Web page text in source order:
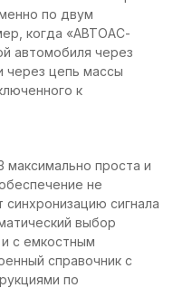
по двум
когда «АВТОАС-
автомобиля через
через цепь массы
к
проста и
не
сигнала
выбор
и с емкостным
справочник с
по